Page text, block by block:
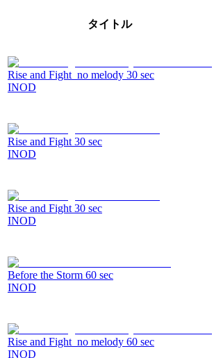
タイトル
Rise and Fight_no melody 30 sec
INOD
Rise and Fight 30 sec
INOD
Rise and Fight 30 sec
INOD
Before the Storm 60 sec
INOD
Rise and Fight_no melody 60 sec
INOD